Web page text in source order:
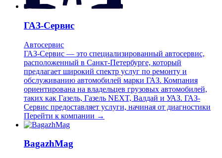
ГАЗ-Сервис
Автосервис
ГАЗ-Сервис — это специализированный автосервис,
расположенный в Санкт-Петербурге, который
предлагает широкий спектр услуг по ремонту и
обслуживанию автомобилей марки ГАЗ. Компания
ориентирована на владельцев грузовых автомобилей,
таких как Газель, Газель NEXT, Валдай и УАЗ. ГАЗ-
Сервис предоставляет услуги, начиная от диагностики
Перейти к компании →
BagazhMag